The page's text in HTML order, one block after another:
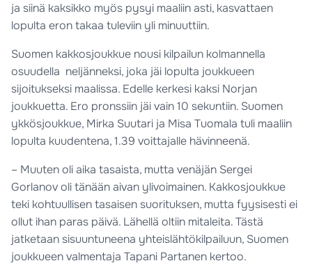
ja siinä kaksikko myös pysyi maaliin asti, kasvattaen
lopulta eron takaa tuleviin yli minuuttiin.
Suomen kakkosjoukkue nousi kilpailun kolmannella
osuudella neljänneksi, joka jäi lopulta joukkueen
sijoitukseksi maalissa. Edelle kerkesi kaksi Norjan
joukkuetta. Ero pronssiin jäi vain 10 sekuntiin. Suomen
ykkösjoukkue, Mirka Suutari ja Misa Tuomala tuli maaliin
lopulta kuudentena, 1.39 voittajalle hävinneenä.
– Muuten oli aika tasaista, mutta venäjän Sergei
Gorlanov oli tänään aivan ylivoimainen. Kakkosjoukkue
teki kohtuullisen tasaisen suorituksen, mutta fyysisesti ei
ollut ihan paras päivä. Lähellä oltiin mitaleita. Tästä
jatketaan sisuuntuneena yhteislähtökilpailuun, Suomen
joukkueen valmentaja Tapani Partanen kertoo.